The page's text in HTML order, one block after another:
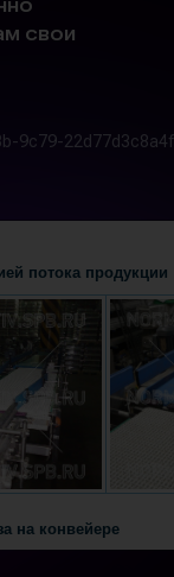
потока продукции
на конвейере